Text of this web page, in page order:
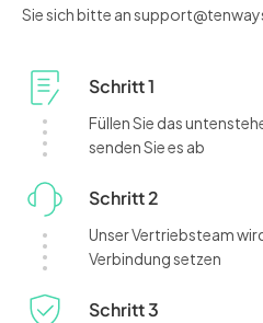
Sie sich bitte an
Schritt 1
Füllen Sie das
senden Sie es ab
Schritt 2
Unser Vertriebsteam
Verbindung setzen
Schritt 3